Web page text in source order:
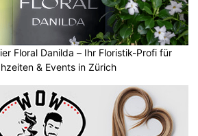
Floral Danilda – Ihr Floristik-Profi für
& Events in Zürich